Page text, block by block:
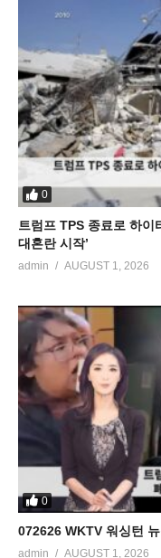
0
트럼프 TPS 종료로 하이
대혼란 시작’
admin AUGUST 1, 2026
0
072626 WKTV 워싱턴
admin AUGUST 1, 2026